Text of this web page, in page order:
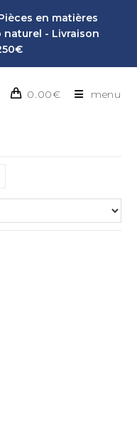
en matières
- Livraison
0.00€ menu